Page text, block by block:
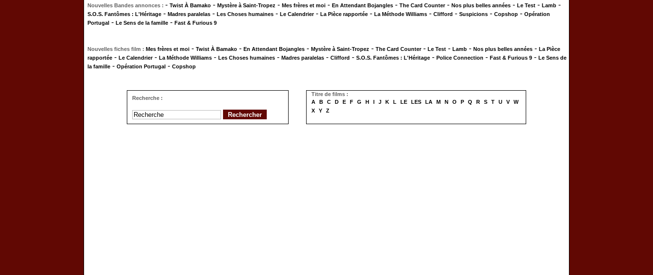
Nouvelles Bandes annonces : - Twist À Bamako - Mystère à Saint-Tropez - Mes frères et moi - En Attendant Bojangles - The Card Counter- Nos plus belles années - Le Test - Lamb -
S.O.S. Fantômes : L'Héritage - Madres paralelas - Les Choses humaines - Le Calendrier- La Pièce rapportée - La Méthode Williams - Clifford - Suspicions - Copshop - Opération
Portugal - Le Sens de la famille - Fast & Furious 9
Nouvelles fiches film : Mes frères et moi - Twist À Bamako - En Attendant Bojangles - Mystère à Saint-Tropez - The Card Counter- Le Test - Lamb - Nos plus belles années - La Pièce
rapportée - Le Calendrier- La Méthode Williams - Les Choses humaines - Madres paralelas - Clifford - S.O.S. Fantômes : L'Héritage - Police Connection - Fast & Furious 9 - Le Sens de
la famille - Opération Portugal - Copshop
Recherche :
Titre de films :
A
B C D E F G H I J K L LE LES LA M N O P Q R S T U V
W
X
Y Z